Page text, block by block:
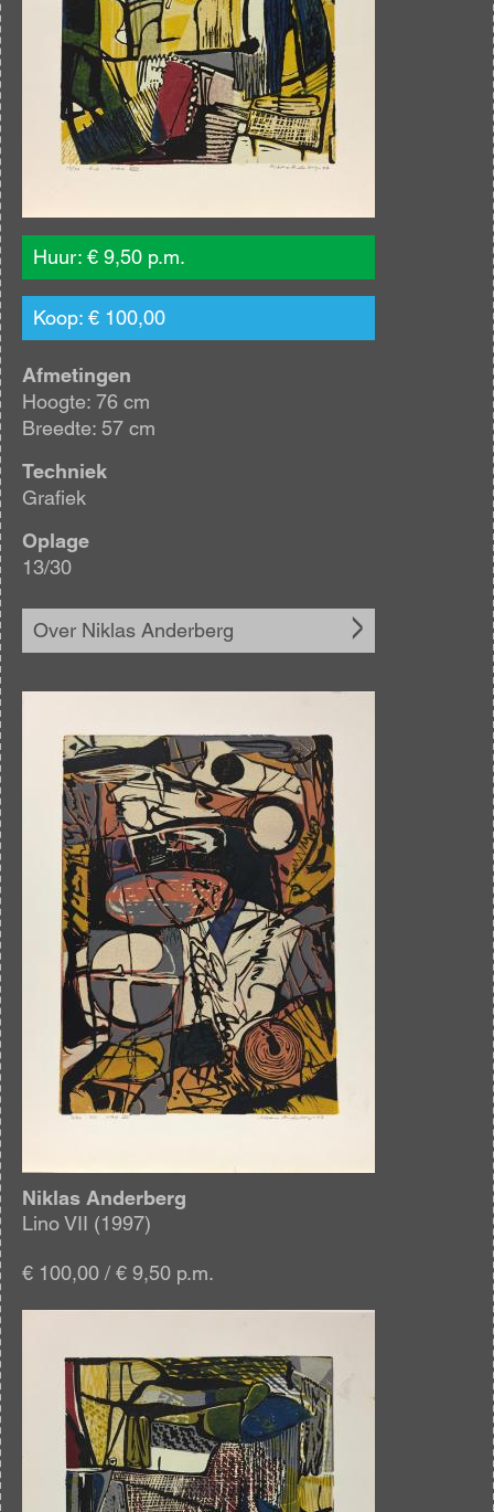
Huur: € 9,50 p.m.
Koop: € 100,00
Afmetingen
Hoogte: 76 cm
Breedte: 57 cm
Techniek
Grafiek
Oplage
13/30
Over Niklas Anderberg
Niklas Anderberg
Lino VII (1997)
€ 100,00 / € 9,50 p.m.